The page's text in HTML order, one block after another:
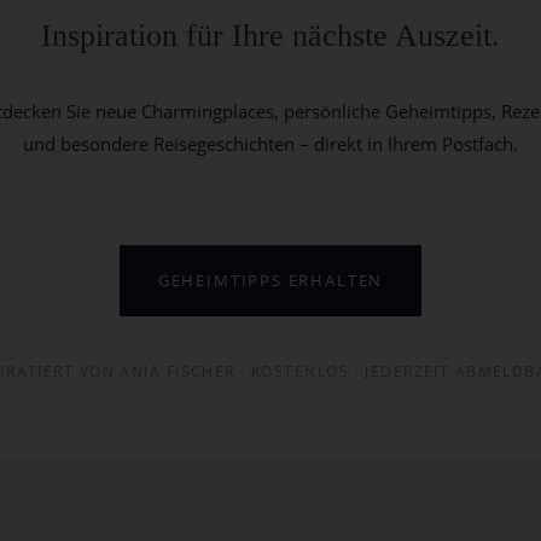
Inspiration für Ihre nächste Auszeit.
Sie neue Charmingplaces, persönliche Geheimtipps,
und besondere Reisegeschichten – direkt in Ihrem Postfach.
GEHEIMTIPPS ERHALTEN